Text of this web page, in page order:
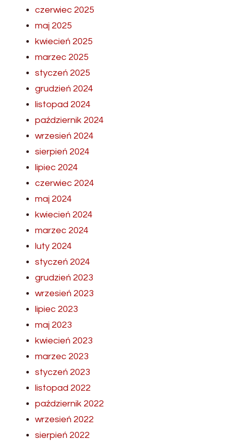
czerwiec 2025
maj 2025
kwiecień 2025
marzec 2025
styczeń 2025
grudzień 2024
listopad 2024
październik 2024
wrzesień 2024
sierpień 2024
lipiec 2024
czerwiec 2024
maj 2024
kwiecień 2024
marzec 2024
luty 2024
styczeń 2024
grudzień 2023
wrzesień 2023
lipiec 2023
maj 2023
kwiecień 2023
marzec 2023
styczeń 2023
listopad 2022
październik 2022
wrzesień 2022
sierpień 2022